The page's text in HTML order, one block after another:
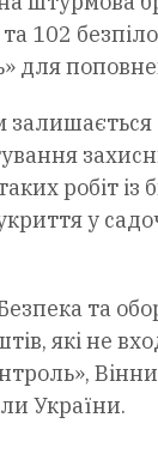
102
робіт
у
та
які не
України.